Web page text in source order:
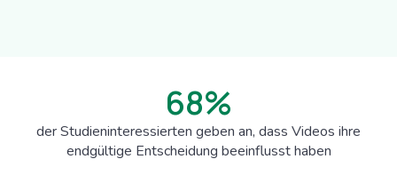
68%
der Studieninteressierten geben an, dass Videos ihre
endgültige Entscheidung beeinflusst haben